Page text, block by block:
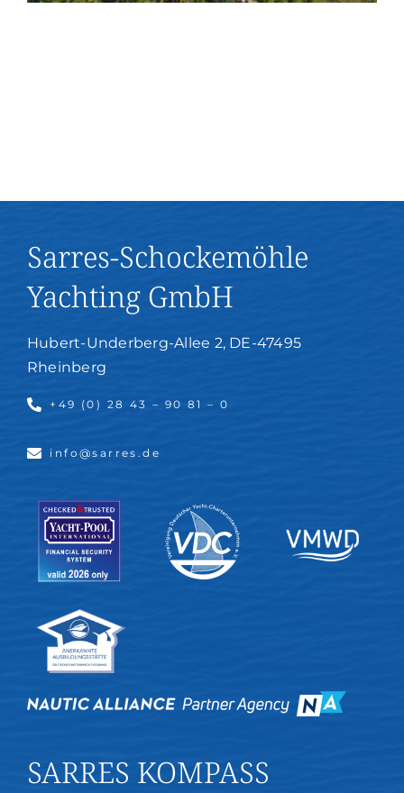
Sarres-Schockemöhle
Yachting GmbH
Hubert-Underberg-Allee 2, DE-47495
Rheinberg
+49 (0) 28 43 – 90 81 – 0
info@sarres.de
SARRES KOMPASS